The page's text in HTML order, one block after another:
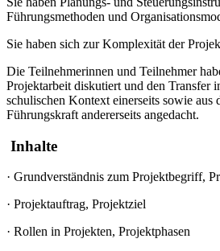
Führungsmethoden und
Sie haben sich zur Komplexität der
Die Teilnehmerinnen und Teilnehmer
Projektarbeit diskutiert und den Transfer
schulischen Kontext einerseits sowie aus
Führungskraft andererseits angedacht.
Inhalte
· Grundverständnis zum Projektbegriff,
· Projektauftrag, Projektziel
· Rollen in Projekten, Projektphasen